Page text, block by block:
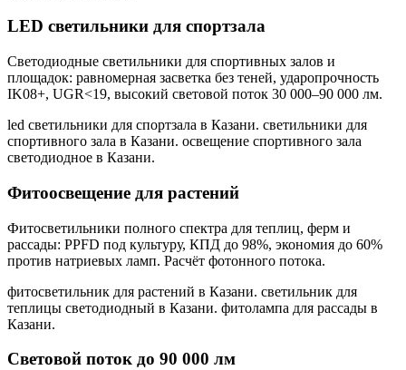
LED светильники для спортзала
Светодиодные светильники для спортивных залов и
площадок: равномерная засветка без теней, ударопрочность
IK08+, UGR<19, высокий световой поток 30 000–90 000 лм.
led светильники для спортзала в Казани. светильники для
спортивного зала в Казани. освещение спортивного зала
светодиодное в Казани.
Фитоосвещение для растений
Фитосветильники полного спектра для теплиц, ферм и
рассады: PPFD под культуру, КПД до 98%, экономия до 60%
против натриевых ламп. Расчёт фотонного потока.
фитосветильник для растений в Казани. светильник для
теплицы светодиодный в Казани. фитолампа для рассады в
Казани.
Световой поток до 90 000 лм